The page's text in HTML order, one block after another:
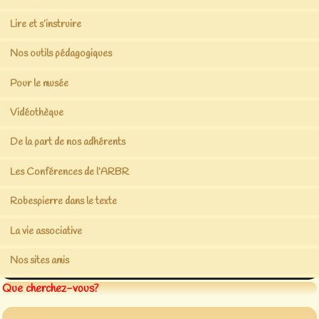
Lire et s’instruire
Nos outils pédagogiques
Pour le musée
Vidéothèque
De la part de nos adhérents
Les Conférences de l’ARBR
Robespierre dans le texte
La vie associative
Nos sites amis
Que cherchez-vous?